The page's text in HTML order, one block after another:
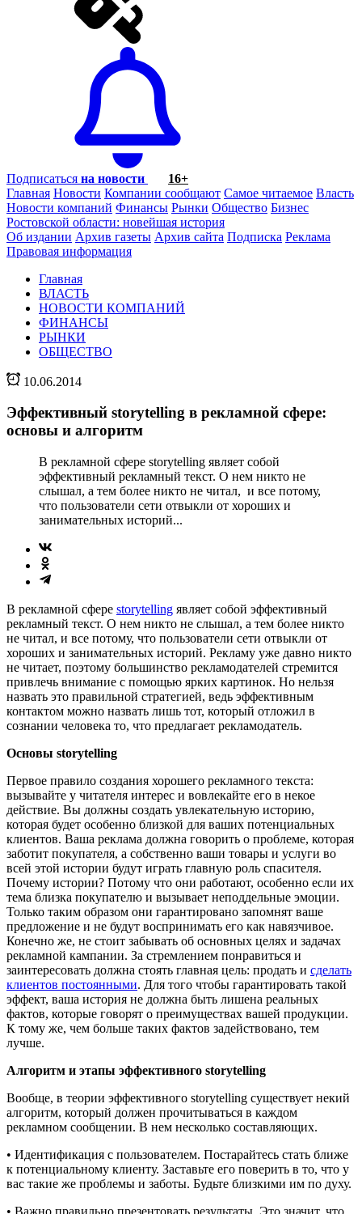
Подписаться на новости
16+
Главная Новости Компании сообщают Самое читаемое Власть
Новости компаний Финансы Рынки Общество Бизнес
Ростовской области: новейшая история
Об издании Архив газеты Архив сайта Подписка Реклама
Правовая информация
Главная
ВЛАСТЬ
НОВОСТИ КОМПАНИЙ
ФИНАНСЫ
РЫНКИ
ОБЩЕСТВО
10.06.2014
Эффективный storytelling в рекламной сфере:
основы и алгоритм
В рекламной сфере storytelling являет собой
эффективный рекламный текст. О нем никто не
слышал, а тем более никто не читал, и все потому,
что пользователи сети отвыкли от хороших и
занимательных историй...
В рекламной сфере storytelling являет собой эффективный
рекламный текст. О нем никто не слышал, а тем более никто
не читал, и все потому, что пользователи сети отвыкли от
хороших и занимательных историй. Рекламу уже давно никто
не читает, поэтому большинство рекламодателей стремится
привлечь внимание с помощью ярких картинок. Но нельзя
назвать это правильной стратегией, ведь эффективным
контактом можно назвать лишь тот, который отложил в
сознании человека то, что предлагает рекламодатель.
Основы storytelling
Первое правило создания хорошего рекламного текста:
вызывайте у читателя интерес и вовлекайте его в некое
действие. Вы должны создать увлекательную историю,
которая будет особенно близкой для ваших потенциальных
клиентов. Ваша реклама должна говорить о проблеме, которая
заботит покупателя, а собственно ваши товары и услуги во
всей этой истории будут играть главную роль спасителя.
Почему истории? Потому что они работают, особенно если их
тема близка покупателю и вызывает неподдельные эмоции.
Только таким образом они гарантировано запомнят ваше
предложение и не будут воспринимать его как навязчивое.
Конечно же, не стоит забывать об основных целях и задачах
рекламной кампании. За стремлением понравиться и
заинтересовать должна стоять главная цель: продать и сделать
клиентов постоянными. Для того чтобы гарантировать такой
эффект, ваша история не должна быть лишена реальных
фактов, которые говорят о преимуществах вашей продукции.
К тому же, чем больше таких фактов задействовано, тем
лучше.
Алгоритм и этапы эффективного storytelling
Вообще, в теории эффективного storytelling существует некий
алгоритм, который должен прочитываться в каждом
рекламном сообщении. В нем несколько составляющих.
• Идентификация с пользователем. Постарайтесь стать ближе
к потенциальному клиенту. Заставьте его поверить в то, что у
вас такие же проблемы и заботы. Будьте близкими им по духу.
• Важно правильно презентовать результаты. Это значит, что